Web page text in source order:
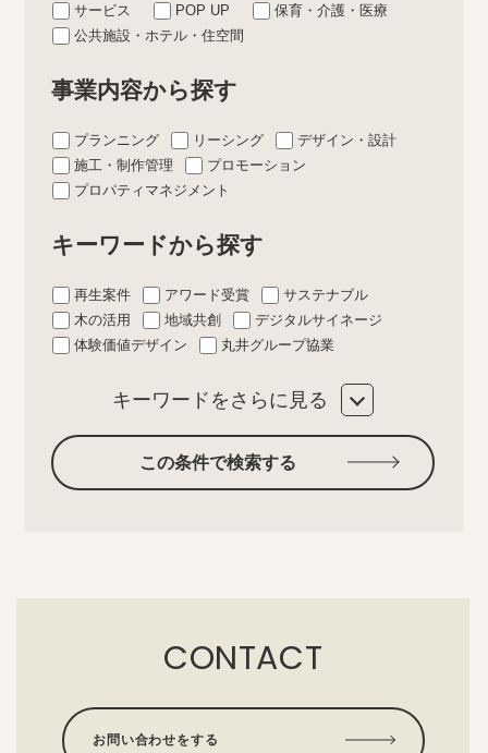
サービス
POP UP
保育・介護・医療
公共施設・ホテル・住空間
事業内容から探す
プランニング リーシング
デザイン・設計
施工・制作管理
プロモーション
プロパティマネジメント
キーワードから探す
再生案件 アワード受賞
サステナブル
木の活用
地域共創
デジタルサイネージ
体験価値デザイン
丸井グループ協業
キーワードをさらに見る
この条件で検索する
CONTACT
お問い合わせをする